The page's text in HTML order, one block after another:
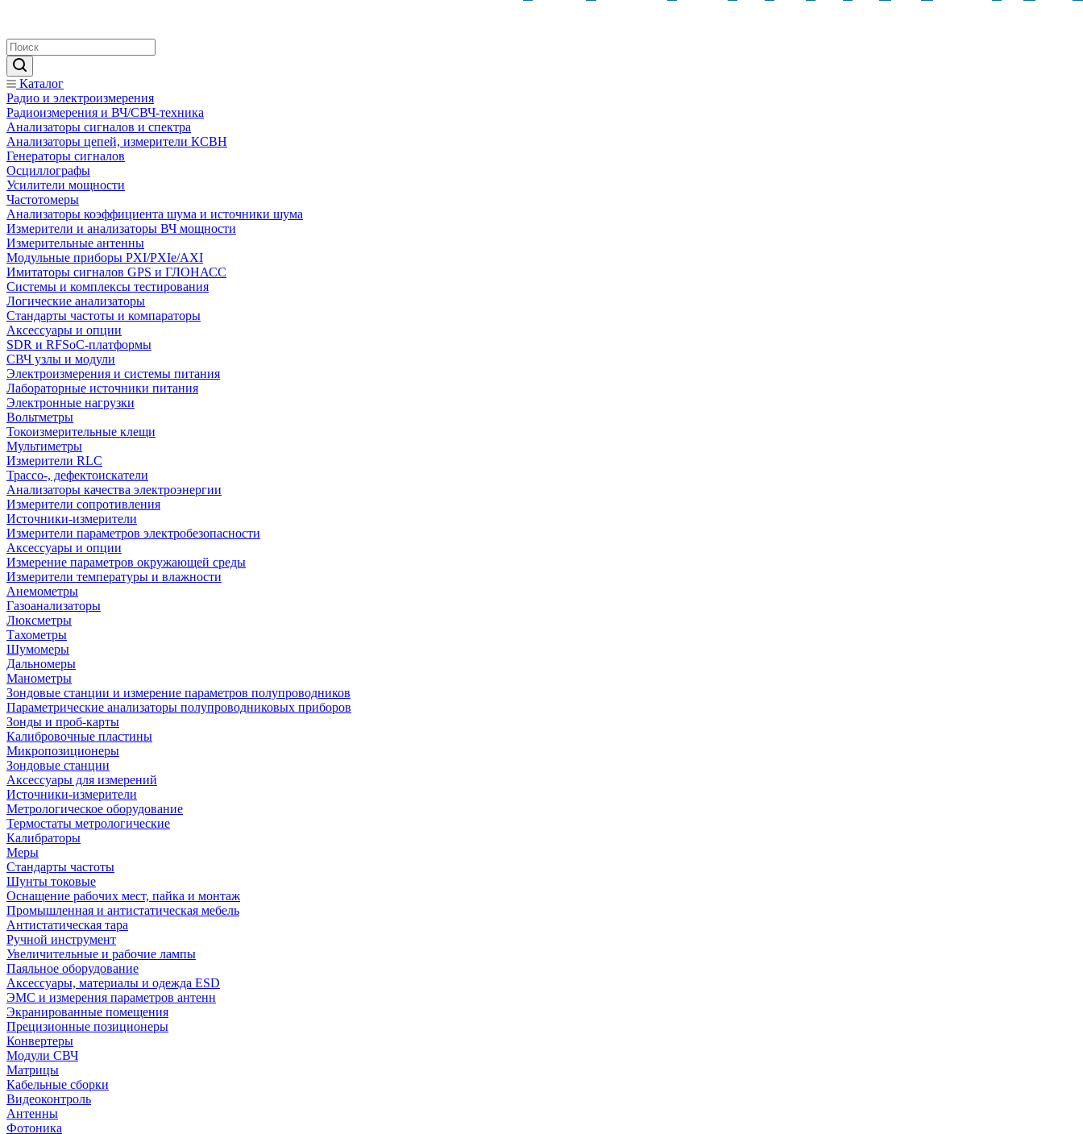
Каталог
Радио и электроизмерения
Радиоизмерения и ВЧ/СВЧ-техника
Анализаторы сигналов и спектра
Анализаторы цепей, измерители КСВН
Генераторы сигналов
Осциллографы
Усилители мощности
Частотомеры
Анализаторы коэффициента шума и источники шума
Измерители и анализаторы ВЧ мощности
Измерительные антенны
Модульные приборы PXI/PXIe/AXI
Имитаторы сигналов GPS и ГЛОНАСС
Системы и комплексы тестирования
Логические анализаторы
Стандарты частоты и компараторы
Аксессуары и опции
SDR и RFSoC‑платформы
СВЧ узлы и модули
Электроизмерения и системы питания
Лабораторные источники питания
Электронные нагрузки
Вольтметры
Токоизмерительные клещи
Мультиметры
Измерители RLC
Трассо-, дефектоискатели
Анализаторы качества электроэнергии
Измерители сопротивления
Источники-измерители
Измерители параметров электробезопасности
Аксессуары и опции
Измерение параметров окружающей среды
Измерители температуры и влажности
Анемометры
Газоанализаторы
Люксметры
Тахометры
Шумомеры
Дальномеры
Манометры
Зондовые станции и измерение параметров полупроводников
Параметрические анализаторы полупроводниковых приборов
Зонды и проб-карты
Калибровочные пластины
Микропозиционеры
Зондовые станции
Аксессуары для измерений
Источники-измерители
Метрологическое оборудование
Термостаты метрологические
Калибраторы
Меры
Стандарты частоты
Шунты токовые
Оснащение рабочих мест, пайка и монтаж
Промышленная и антистатическая мебель
Антистатическая тара
Ручной инструмент
Увеличительные и рабочие лампы
Паяльное оборудование
Аксессуары, материалы и одежда ESD
ЭМС и измерения параметров антенн
Экранированные помещения
Прецизионные позиционеры
Конвертеры
Модули СВЧ
Матрицы
Кабельные сборки
Видеоконтроль
Антенны
Фотоника